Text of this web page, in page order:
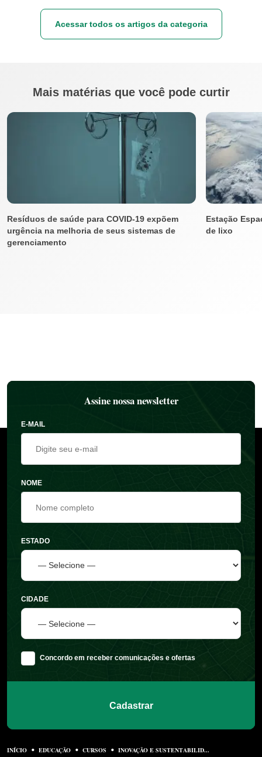
Acessar todos os artigos da categoria
Mais matérias que você pode curtir
Resíduos de saúde para COVID-19 expõem
urgência na melhoria de seus sistemas de
gerenciamento
Estação
de lixo
Assine nossa newsletter
E-MAIL
NOME
ESTADO
CIDADE
Concordo em receber comunicações e ofertas
Cadastrar
INÍCIO EDUCAÇÃO CURSOS INOVAÇÃO E SUSTENTABILID...